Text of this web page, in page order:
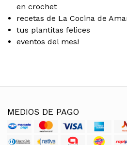
en crochet
recetas de La Cocina de
tus plantitas felices
eventos del mes!
MEDIOS DE PAGO